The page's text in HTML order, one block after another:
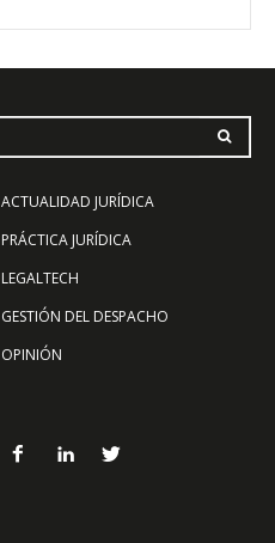
ACTUALIDAD JURÍDICA
PRÁCTICA JURÍDICA
LEGALTECH
GESTIÓN DEL DESPACHO
OPINIÓN